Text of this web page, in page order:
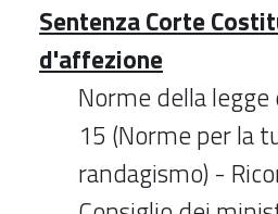
Sentenza Corte
d'affezione
Norme della
15 (Norme per la
randagismo) -